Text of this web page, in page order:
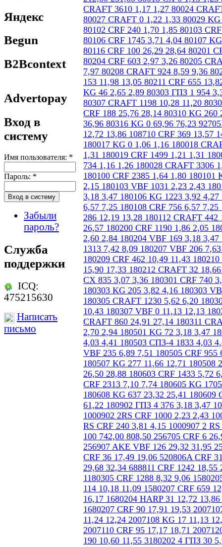
Яндекс
Begun
B2Bcontext
Advertopay
Вход в
систему
Имя пользователя: *
Пароль: *
Забыли
пароль?
Служба
поддержки
ICQ:
475215630
Написать
письмо